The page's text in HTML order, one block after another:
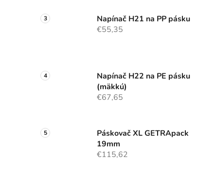
Napínač H21 na PP pásku
€55,35
Napínač H22 na PE pásku
(mäkkú)
€67,65
Páskovač XL GETRApack
19mm
€115,62